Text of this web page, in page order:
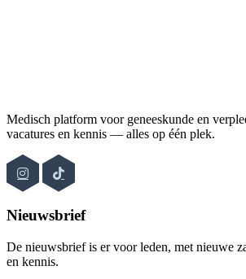
Medisch platform voor geneeskunde en
vacatures en kennis — alles op één plek.
Nieuwsbrief
De nieuwsbrief is er voor leden, met nieuwe
en kennis.